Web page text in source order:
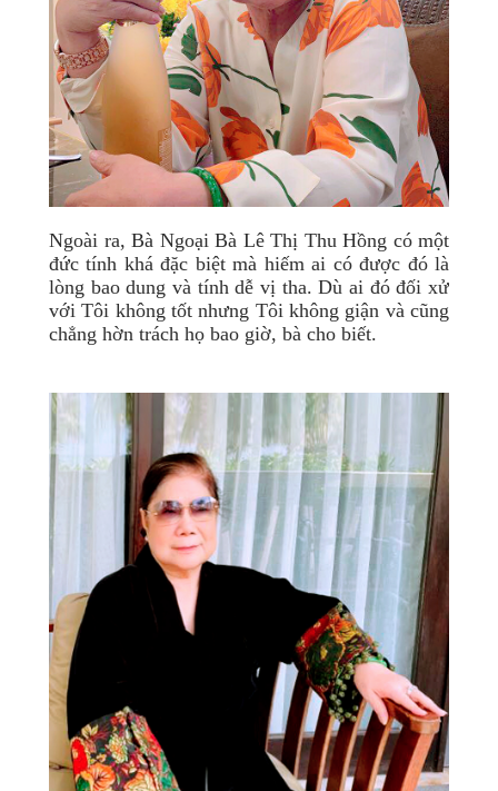
Ngoài ra, Bà Ngoại Bà Lê Thị Thu Hồng có một
đức tính khá đặc biệt mà hiếm ai có được đó là
lòng bao dung và tính dễ vị tha. Dù ai đó đối xử
với Tôi không tốt nhưng Tôi không giận và cũng
chẳng hờn trách họ bao giờ, bà cho biết.